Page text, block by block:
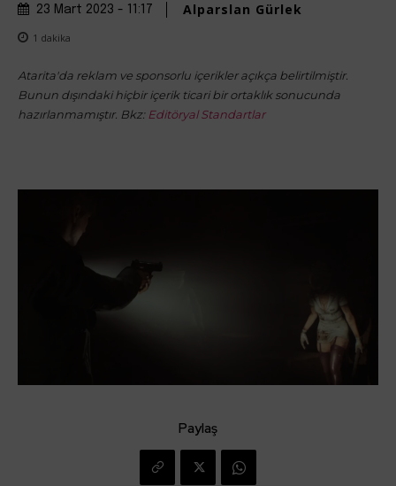
23 Mart 2023 - 11:17 Alparslan Gürlek
1 dakika
Atarita'da reklam ve sponsorlu içerikler açıkça belirtilmiştir.
Bunun dışındaki hiçbir içerik ticari bir ortaklık sonucunda
hazırlanmamıştır. Bkz: Editöryal Standartlar
Paylaş